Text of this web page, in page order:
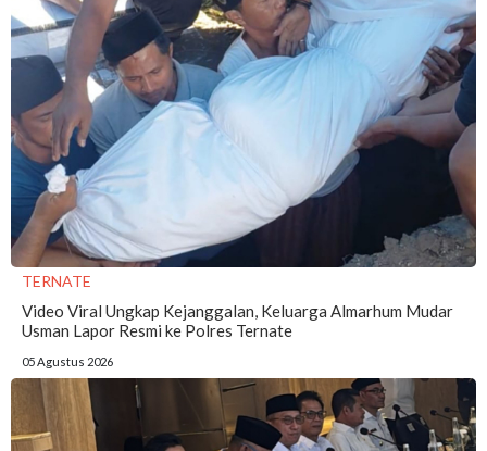
TERNATE
Video Viral Ungkap Kejanggalan, Keluarga Almarhum Mudar
Usman Lapor Resmi ke Polres Ternate
05 Agustus 2026